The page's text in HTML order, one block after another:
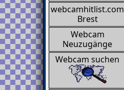
webcamhitlist.com
Brest
Webcam
Neuzugänge
Webcam suchen